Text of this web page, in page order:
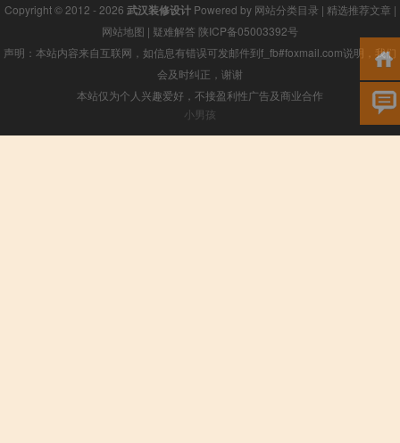
Copyright © 2012 - 2026 武汉装修设计Powered by 网站分类目录 | 精选推荐文章 |
网站地图 | 疑难解答 陕ICP备05003392号
声明：本站内容来自互联网，如信息有错误可发邮件到f_fb#foxmail.com说明，我们
会及时纠正，谢谢
本站仅为个人兴趣爱好，不接盈利性广告及商业合作
小男孩